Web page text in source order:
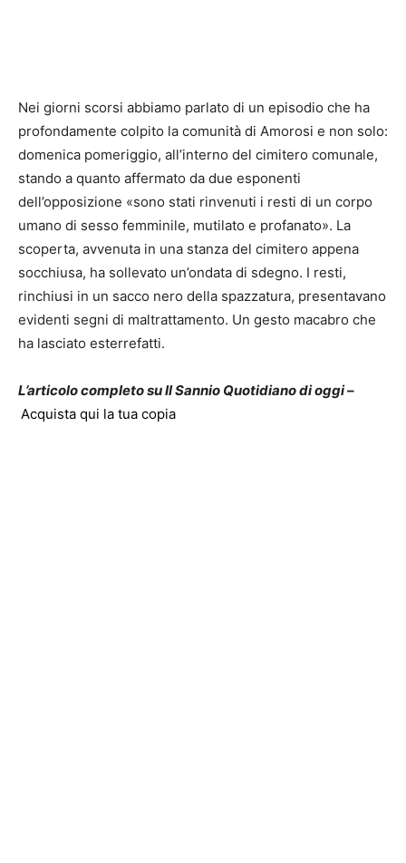
Nei giorni scorsi abbiamo parlato di un episodio che ha
profondamente colpito la comunità di Amorosi e non solo:
domenica pomeriggio, all’interno del cimitero comunale,
stando a quanto affermato da due esponenti
dell’opposizione «sono stati rinvenuti i resti di un corpo
umano di sesso femminile, mutilato e profanato». La
scoperta, avvenuta in una stanza del cimitero appena
socchiusa, ha sollevato un’ondata di sdegno. I resti,
rinchiusi in un sacco nero della spazzatura, presentavano
evidenti segni di maltrattamento. Un gesto macabro che
ha lasciato esterrefatti.
L’articolo completo su Il Sannio Quotidiano di oggi –
Acquista qui la tua copia